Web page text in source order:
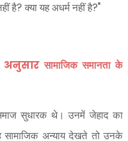
है? क्या यह अधर्म नहीं है?"
अनुसारसामाजिक समानता के
सुधारक थे। उनमें जेहाद का
सामाजिक अन्याय देखते तो उनके